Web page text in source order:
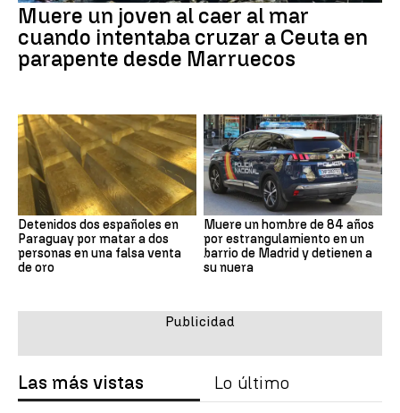
Muere un joven al caer al mar
cuando intentaba cruzar a Ceuta en
parapente desde Marruecos
Detenidos dos españoles en
Paraguay por matar a dos
personas en una falsa venta
de oro
Muere un hombre de 84 años
por estrangulamiento en un
barrio de Madrid y detienen a
su nuera
Las más vistas Lo último